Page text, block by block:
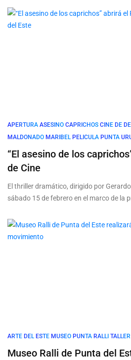
APERTURA ASESINO CAPRICHOS CINE DE
MALDONADO MARIBEL PELICULA PUNTA
“El asesino de los
de Cine
El thriller dramático, dirigido por
sábado 15 de febrero en el marco de la
ARTE DEL ESTE MUSEO PUNTA RALLI TALLER
Museo Ralli de Punta del